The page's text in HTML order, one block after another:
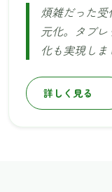
煩雑だった
元化。タブ
化も実現しま
詳しく見る